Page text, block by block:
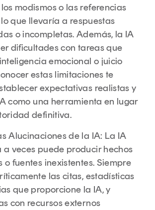
modismos o las referencias
que llevaría a respuestas
o incompletas. Además, la IA
dificultades con tareas que
emocional o juicio
estas limitaciones te
expectativas realistas y
como una herramienta en lugar
definitiva.
Alucinaciones de la IA: La IA
a veces puede producir hechos
o fuentes inexistentes. Siempre
las citas, estadísticas
que proporcione la IA, y
con recursos externos